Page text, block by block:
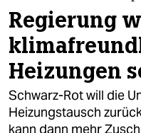
politik
öko
gesellschaft
kultur
Regierung
Heizungen
Schwarz-Rot will die
Heizungstausch
kann dann mehr